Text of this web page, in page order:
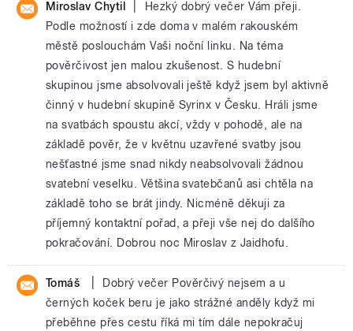
Miroslav Chytil
Hezký dobrý večer Vám přeji.
Podle možností i zde doma v malém rakouském
městě poslouchám Vaši noční linku. Na téma
pověrčivost jen malou zkušenost. S hudební
skupinou jsme absolvovali ještě když jsem byl aktivně
činný v hudební skupině Syrinx v Česku. Hráli jsme
na svatbách spoustu akcí, vždy v pohodě, ale na
základě pověr, že v květnu uzavřené svatby jsou
nešťastné jsme snad nikdy neabsolvovali žádnou
svatební veselku. Většina svatebčanů asi chtěla na
základě toho se brát jindy. Nicméně děkuji za
příjemný kontaktní pořad, a přeji vše nej do dalšího
pokračování. Dobrou noc Miroslav z Jaidhofu.
Tomáš
Dobrý večer Pověrčivý nejsem a u
černých koček beru je jako strážné anděly když mi
přeběhne přes cestu říká mi tím dále nepokračuj